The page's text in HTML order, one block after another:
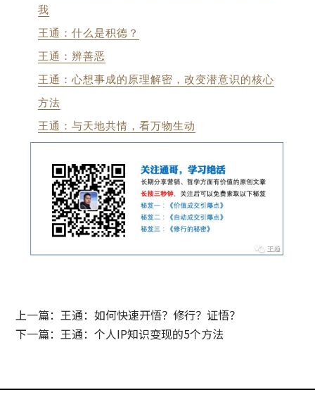
我
王通：什么是积德？
王通：辨善恶
王通：心想事成的原理解密，改变潜意识的核心
方法
王通：与天地共情，看万物生动
上一篇：王通：如何快速开悟？修行？证悟？
下一篇：王通：个人IP知识变现的5个方法